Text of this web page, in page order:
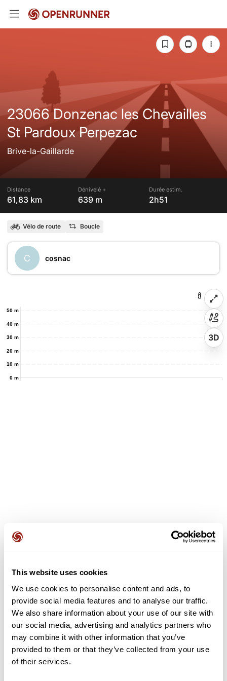
This website uses cookies
We use cookies to personalise content and ads, to
provide social media features and to analyse our traffic.
We also share information about your use of our site with
our social media, advertising and analytics partners who
may combine it with other information that you’ve
provided to them or that they’ve collected from your use
of their services.
23066 Donzenac les Chevailles
St Pardoux Perpezac
Brive-la-Gaillarde
Distance
61,83 km
Dénivelé +
639 m
Durée estim.
2h51
Vélo de route Boucle
C cosnac
0 m
10 m
20 m
30 m
40 m
50 m
3D
Avis des utilisateurs
Soyez le premier à ajouter un avis !
Ajouter un avis
Résumé